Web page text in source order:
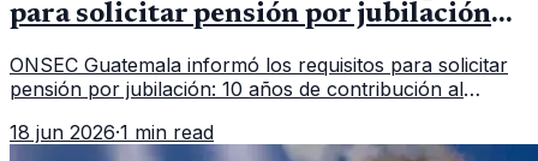
para solicitar pensión por jubilación
ONSEC Guatemala informó los requisitos para solicitar
pensión por jubilación: 10 años de contribución al
importar edad.
18 jun 2026·1 min read